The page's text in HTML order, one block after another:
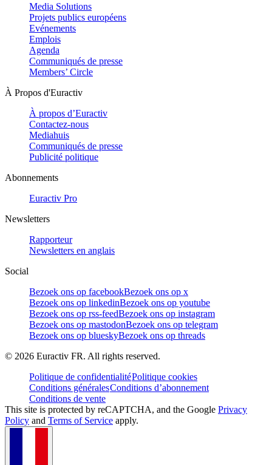
Media Solutions
Projets publics européens
Evénements
Emplois
Agenda
Communiqués de presse
Members’ Circle
À Propos d'Euractiv
À propos d’Euractiv
Contactez-nous
Mediahuis
Communiqués de presse
Publicité politique
Abonnements
Euractiv Pro
Newsletters
Rapporteur
Newsletters en anglais
Social
Bezoek ons op facebookBezoek ons op x
Bezoek ons op linkedinBezoek ons op youtube
Bezoek ons op rss-feedBezoek ons op instagram
Bezoek ons op mastodonBezoek ons op telegram
Bezoek ons op blueskyBezoek ons op threads
© 2026 Euractiv FR. All rights reserved.
Politique de confidentialitéPolitique cookies
Conditions généralesConditions d’abonnement
Conditions de vente
This site is protected by reCAPTCHA, and the Google Privacy
Policy and Terms of Service apply.